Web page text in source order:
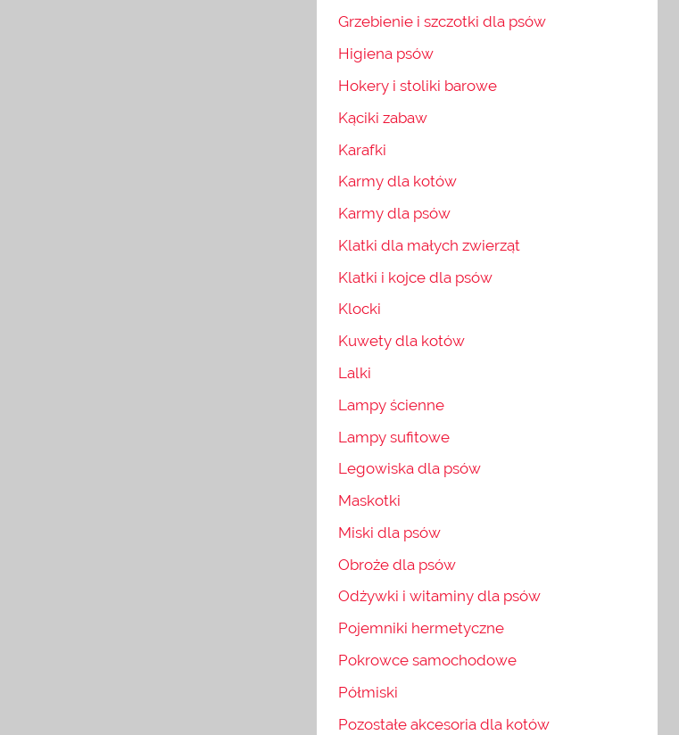
Grzebienie i szczotki dla psów
Higiena psów
Hokery i stoliki barowe
Kąciki zabaw
Karafki
Karmy dla kotów
Karmy dla psów
Klatki dla małych zwierząt
Klatki i kojce dla psów
Klocki
Kuwety dla kotów
Lalki
Lampy ścienne
Lampy sufitowe
Legowiska dla psów
Maskotki
Miski dla psów
Obroże dla psów
Odżywki i witaminy dla psów
Pojemniki hermetyczne
Pokrowce samochodowe
Półmiski
Pozostałe akcesoria dla kotów